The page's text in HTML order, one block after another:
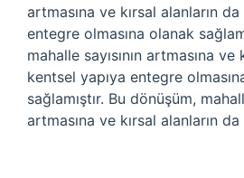
artmasına ve kırsal alanların
entegre olmasına olanak
mahalle sayısının artmasına ve
kentsel yapıya entegre
sağlamıştır. Bu dönüşüm,
artmasına ve kırsal alanların